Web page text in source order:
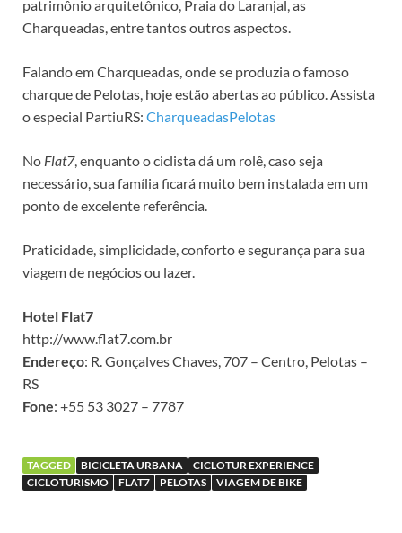
patrimônio arquitetônico, Praia do Laranjal, as
Charqueadas, entre tantos outros aspectos.
Falando em Charqueadas, onde se produzia o famoso
charque de Pelotas, hoje estão abertas ao público. Assista
o especial PartiuRS: CharqueadasPelotas
No Flat7, enquanto o ciclista dá um rolê, caso seja
necessário, sua família ficará muito bem instalada em um
ponto de excelente referência.
Praticidade, simplicidade, conforto e segurança para sua
viagem de negócios ou lazer.
Hotel Flat7
http://www.flat7.com.br
Endereço: R. Gonçalves Chaves, 707 – Centro, Pelotas –
RS
Fone: +55 53 3027 – 7787
TAGGED BICICLETA URBANA
CICLOTUR EXPERIENCE
CICLOTURISMO
FLAT7 PELOTAS VIAGEM DE BIKE